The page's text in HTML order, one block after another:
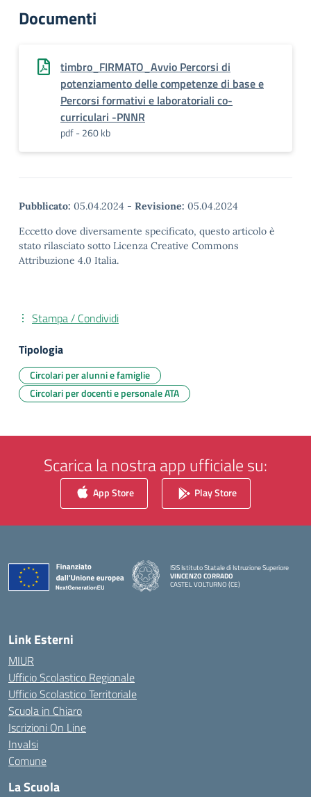
Documenti
timbro_FIRMATO_Avvio Percorsi di
potenziamento delle competenze di base e
Percorsi formativi e laboratoriali co-
curriculari -PNNR
pdf - 260 kb
Pubblicato: 05.04.2024 - Revisione: 05.04.2024
Eccetto dove diversamente specificato, questo articolo è
stato rilasciato sotto Licenza Creative Commons
Attribuzione 4.0 Italia.
Stampa / Condividi
Tipologia
Circolari per alunni e famiglie
Circolari per docenti e personale ATA
Scarica la nostra app ufficiale su:
App Store Play Store
ISIS Istituto Statale di Istruzione Superiore
VINCENZO CORRADO
CASTEL VOLTURNO (CE)
Link Esterni
MIUR
Ufficio Scolastico Regionale
Ufficio Scolastico Territoriale
Scuola in Chiaro
Iscrizioni On Line
Invalsi
Comune
La Scuola